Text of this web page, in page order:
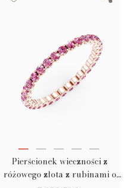
Pierścionek wieczności z
różowego złota z rubinami o